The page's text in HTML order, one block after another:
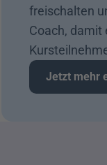
freischalten
Coach, damit
Jetzt mehr